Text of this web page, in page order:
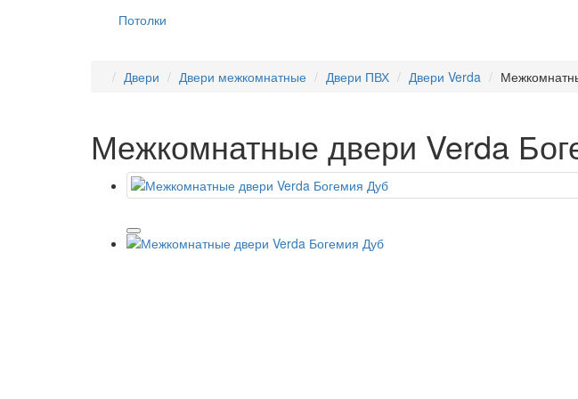
Потолки
Двери Двери межкомнатные Двери ПВХ Двери Verda
Межкомнатные двери Verda